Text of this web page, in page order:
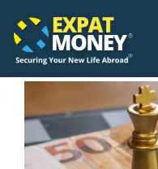
note:
This
website
system.
the
main